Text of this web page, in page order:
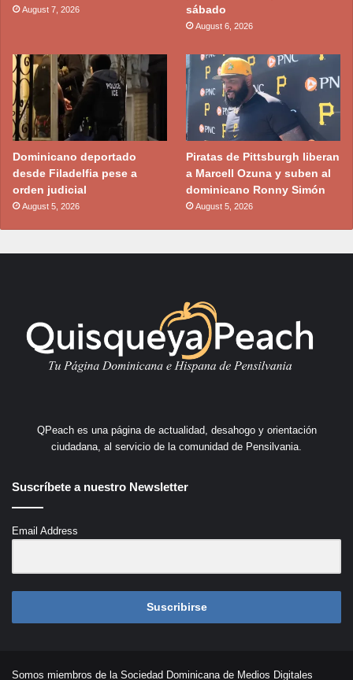
August 7, 2026
sábado
August 6, 2026
Dominicano deportado
desde Filadelfia pese a
orden judicial
August 5, 2026
Piratas de Pittsburgh liberan
a Marcell Ozuna y suben al
dominicano Ronny Simón
August 5, 2026
QPeach es una página de actualidad, desahogo y orientación
ciudadana, al servicio de la comunidad de Pensilvania.
Suscríbete a nuestro Newsletter
Email Address
Suscribirse
Somos miembros de la Sociedad Dominicana de Medios Digitales